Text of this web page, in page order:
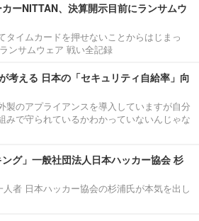
ーNITTAN、決算開示目前にランサムウ
タイムカードを押せないことからはじまっ
ンサムウェア 戦い全記録
考える 日本の「セキュリティ自給率」向
製のアプライアンスを導入していますが自分
みで守られているかわかっていないんじゃな
ング」一般社団法人日本ハッカー協会 杉
者 日本ハッカー協会の杉浦氏が本気を出し